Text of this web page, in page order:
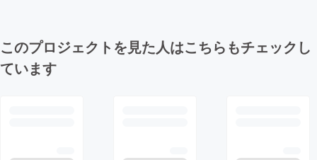
このプロジェクトを見た人はこちらもチェックし
ています